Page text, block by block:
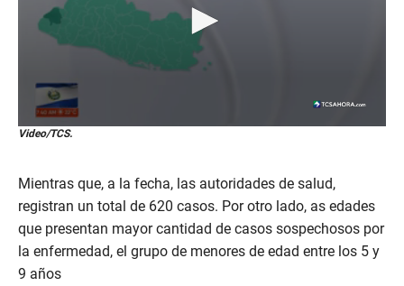
0
c
o
n
s
o
f
3
Video/TCS.
Mientras que, a la fecha, las autoridades de salud,
registran un total de 620 casos. Por otro lado, as edades
que presentan mayor cantidad de casos sospechosos por
la enfermedad, el grupo de menores de edad entre los 5 y
9 años